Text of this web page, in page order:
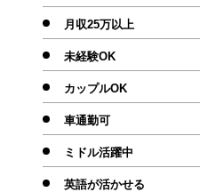
月収25万以上
未経験OK
カップルOK
車通勤可
ミドル活躍中
英語が活かせる